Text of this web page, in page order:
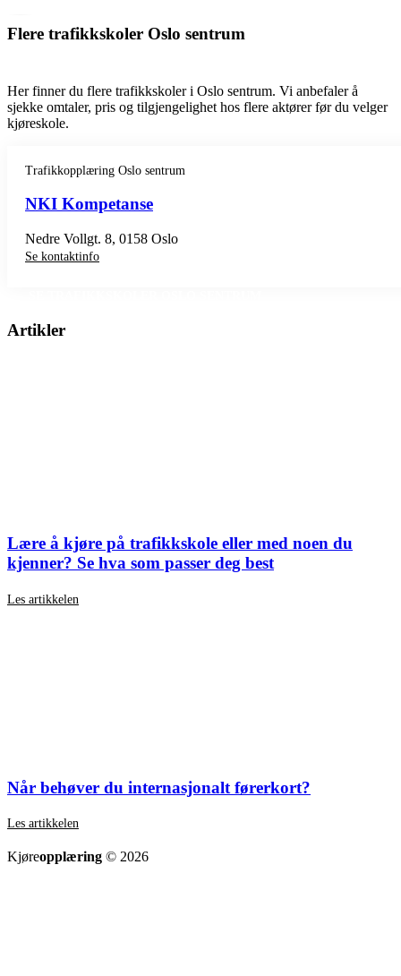
Flere trafikkskoler Oslo sentrum
Her finner du flere trafikkskoler i Oslo sentrum. Vi anbefaler å
sjekke omtaler, pris og tilgjengelighet hos flere aktører før du velger
kjøreskole.
Trafikkopplæring Oslo sentrum
NKI Kompetanse
Nedre Vollgt. 8, 0158 Oslo
Se kontaktinfo
Artikler
Lære å kjøre på trafikkskole eller med noen du
kjenner? Se hva som passer deg best
Les artikkelen
Når behøver du internasjonalt førerkort?
Les artikkelen
Kjøreopplæring © 2026